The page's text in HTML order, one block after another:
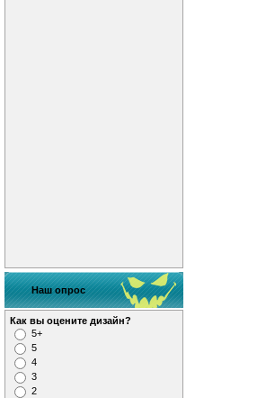
Наш опрос
Как вы оцените дизайн?
5+
5
4
3
2